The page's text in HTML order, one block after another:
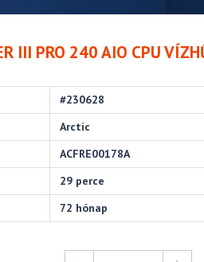
III PRO 240 AIO CPU
#230628
Arctic
ACFRE00178A
29 perce
72 hónap